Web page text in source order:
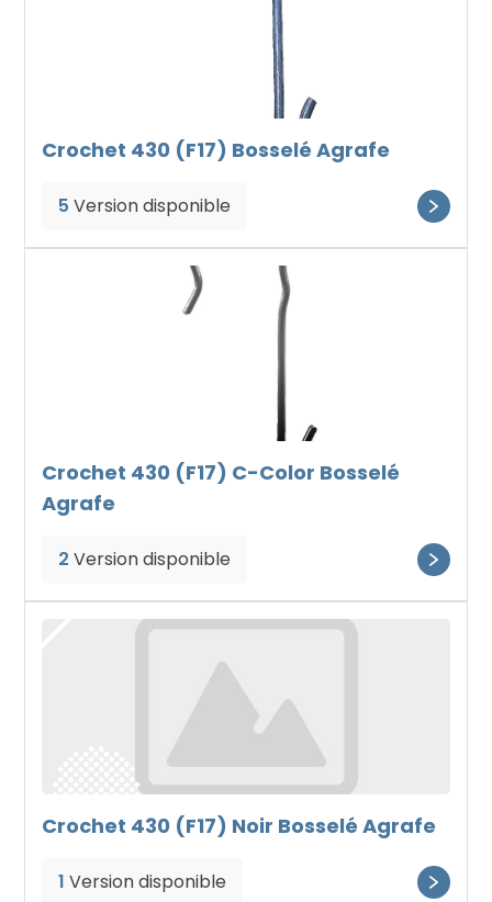
Crochet 430 (F17) Bosselé Agrafe
5 Version disponible
Crochet 430 (F17) C-Color Bosselé
Agrafe
2 Version disponible
Crochet 430 (F17) Noir Bosselé Agrafe
1 Version disponible